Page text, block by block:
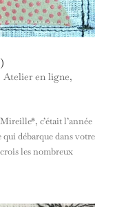
Atelier en ligne,
c’était l’année
débarque dans votre
les nombreux